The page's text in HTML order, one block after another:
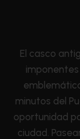
El casco
imponentes
minutos del
oportunidad
ciudad.